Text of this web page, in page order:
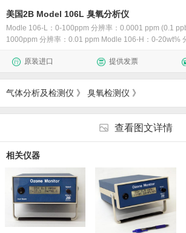
美国2B Model 106L 臭氧分析仪
Modle 106-L：0-100ppm 分辨率：0.0001 ppm (0.1
1000ppm 分辨率：0.01 ppm Modle 106-H：0-20wt%
原装进口 提供发票
气体分析及检测仪 》 臭氧检测仪 》
查看图文详情
相关仪器